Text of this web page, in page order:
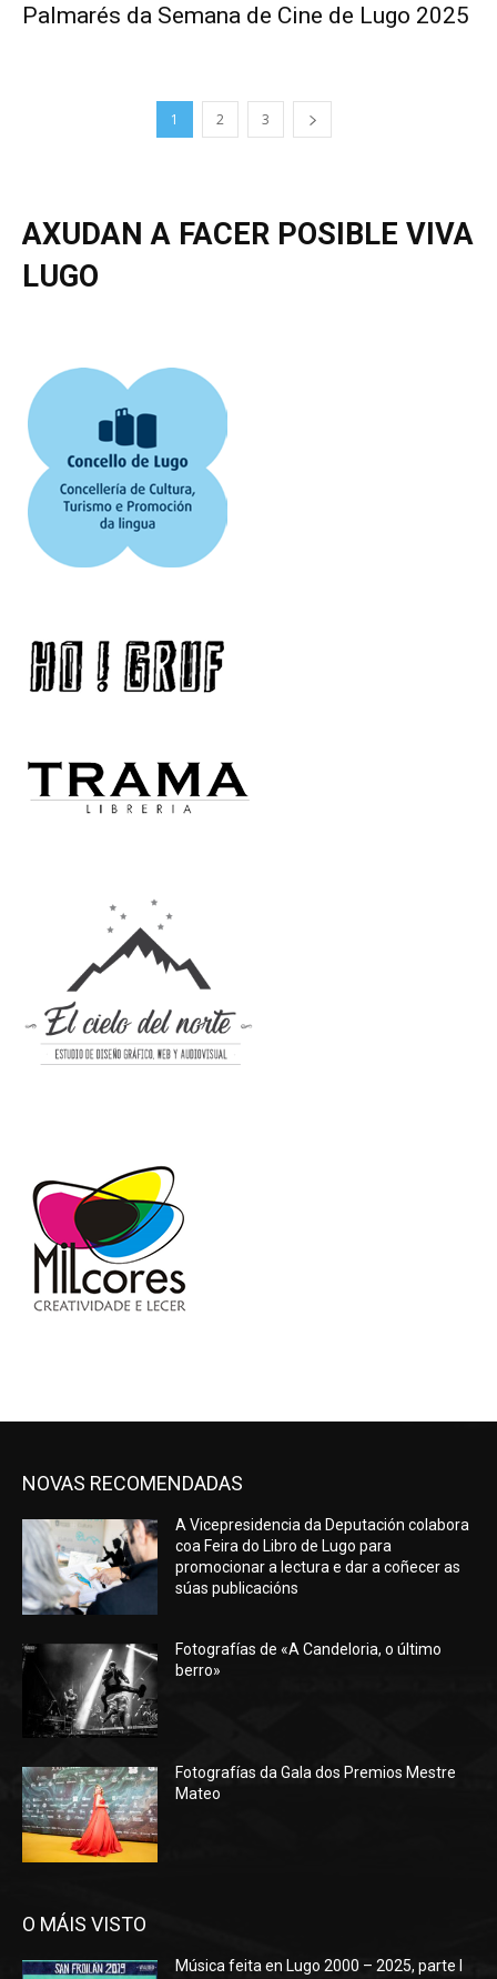
Palmarés da Semana de Cine de Lugo 2025
1 2 3
AXUDAN A FACER POSIBLE VIVA
LUGO
NOVAS RECOMENDADAS
A Vicepresidencia da Deputación colabora
coa Feira do Libro de Lugo para
promocionar a lectura e dar a coñecer as
súas publicacións
Fotografías de «A Candeloria, o último
berro»
Fotografías da Gala dos Premios Mestre
Mateo
O MÁIS VISTO
Música feita en Lugo 2000 – 2025, parte I